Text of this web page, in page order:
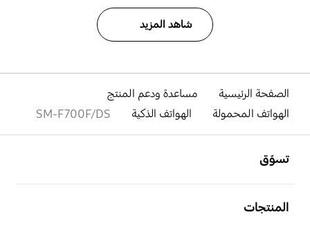
شاهد المزيد
الصفحة الرئيسية
مساعدة ودعم المنتج
الهواتف المحمولة
الهواتف الذكية SM-F700F/DS
تسوّق
المنتجات